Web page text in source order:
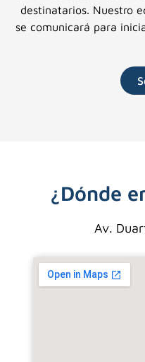
destinatarios. Nuestro
se comunicará para
¿Dónde
Av.